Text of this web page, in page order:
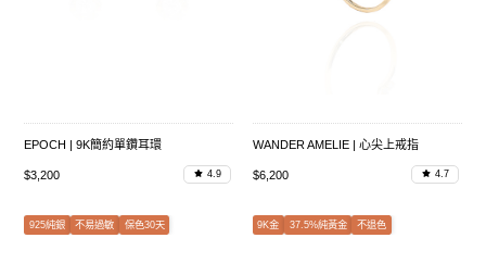
EPOCH | 9K簡約單鑽耳環
$3,200 4.9
WANDER AMELIE | 心尖上戒指
$6,200 4.7
925純銀 不易過敏 保色30天 9K金 37.5%純黃金 不退色